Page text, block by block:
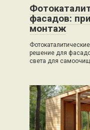
фасадов:
монтаж
решение для
света для